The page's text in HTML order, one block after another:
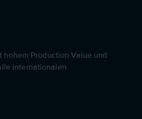
Production Value und
internationalen